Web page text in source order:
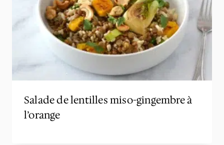
Salade de lentilles miso-gingembre à
l’orange